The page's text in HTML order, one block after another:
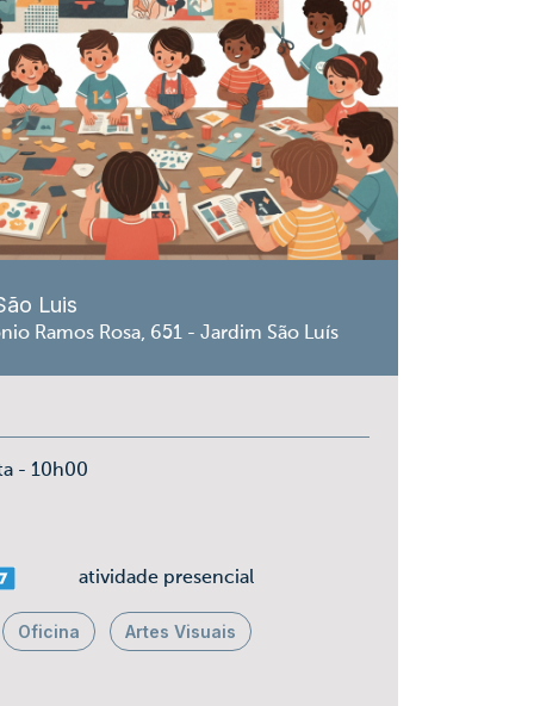
Luis
Ramos Rosa, 651 - Jardim São Luís
- 10h00
07 atividade presencial
Oficina Artes Visuais